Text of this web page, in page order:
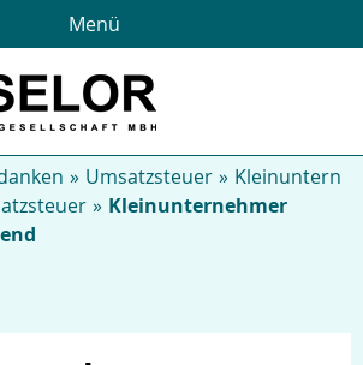
Menü
Umsatzsteuer
Kleinuntern
Kleinunternehmer